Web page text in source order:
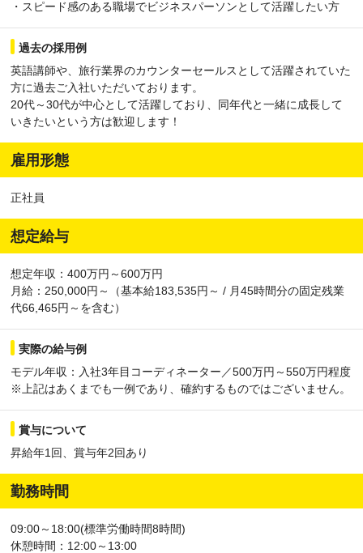
・スピード感のある職場でビジネスパーソンとして活躍したい方
過去の採用例
英語講師や、旅行業界のカウンターセールスとして活躍されていた
方に過去ご入社いただいております。
20代～30代が中心として活躍しており、同年代と一緒に成長して
いきたいという方は歓迎します！
雇用形態
正社員
想定給与
想定年収：400万円～600万円
月給：250,000円～（基本給183,535円～ / 月45時間分の固定残業
代66,465円～を含む）
実際の給与例
モデル年収：入社3年目コーディネーター／500万円～550万円程度
※上記はあくまでも一例であり、確約するものではございません。
賞与について
昇給年1回、賞与年2回あり
勤務時間
09:00～18:00(標準労働時間8時間)
休憩時間：12:00～13:00